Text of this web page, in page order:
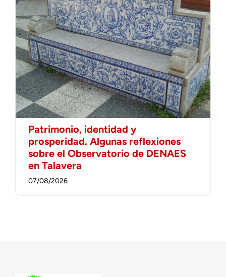
Patrimonio, identidad y
prosperidad. Algunas reflexiones
sobre el Observatorio de DENAES
en Talavera
07/08/2026